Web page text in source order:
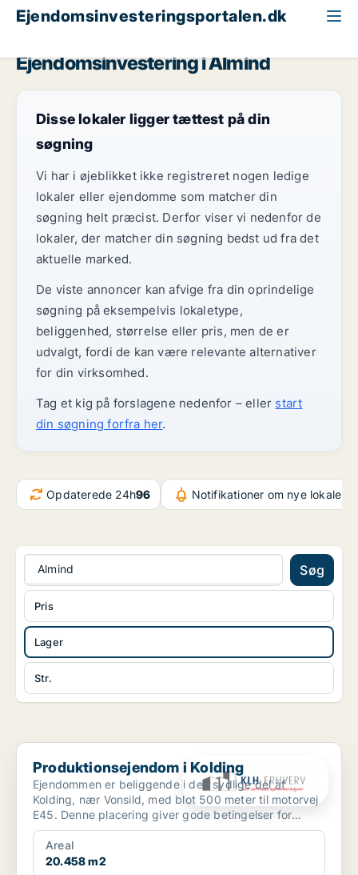
Ejendomsinvesteringsportalen.dk
Ejendomsinvestering i Almind
Disse lokaler ligger tættest på din
søgning
Vi har i øjeblikket ikke registreret nogen ledige
lokaler eller ejendomme som matcher din
søgning helt præcist. Derfor viser vi nedenfor de
lokaler, der matcher din søgning bedst ud fra det
aktuelle marked.
De viste annoncer kan afvige fra din oprindelige
søgning på eksempelvis lokaletype,
beliggenhed, størrelse eller pris, men de er
udvalgt, fordi de kan være relevante alternativer
for din virksomhed.
Tag et kig på forslagene nedenfor – eller start
din søgning forfra her.
Opdaterede 24h96 Notifikationer om nye lokaler
Almind Søg
Lager
Str.
Pris
Produktionsejendom i Kolding
Produktionsejendom i Kolding
Ejendommen er beliggende i den sydlige del af
Kolding, nær Vonsild, med blot 500 meter til motorvej
E45. Denne placering giver gode betingelser for
erhvervsm...
Areal
20.458 m2